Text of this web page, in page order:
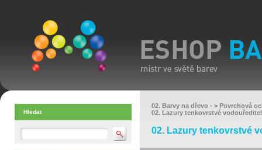
Hledat
02. Barvy na dřevo - > Povrchová
02. Lazury tenkovrstvé
02. Lazury tenkovrstvé